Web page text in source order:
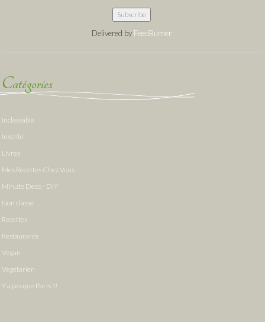
Delivered by FeedBurner
Catégories
Inclassable
Insolite
Livres
Mes Recettes Chez Vous
Minute Deco - DIY
Non classé
Recettes
Restaurants
Vegan
Végétarien
Y a pas que Paris !!!